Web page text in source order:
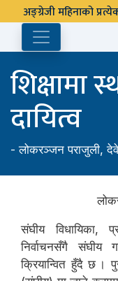
शिक्षामा
दायित्व
-लोकरञ्‍जन पराजुली,
संघीय विधायिका,
निर्वाचनसँगै संघीय
क्रियान्वित हुँदै छ ।